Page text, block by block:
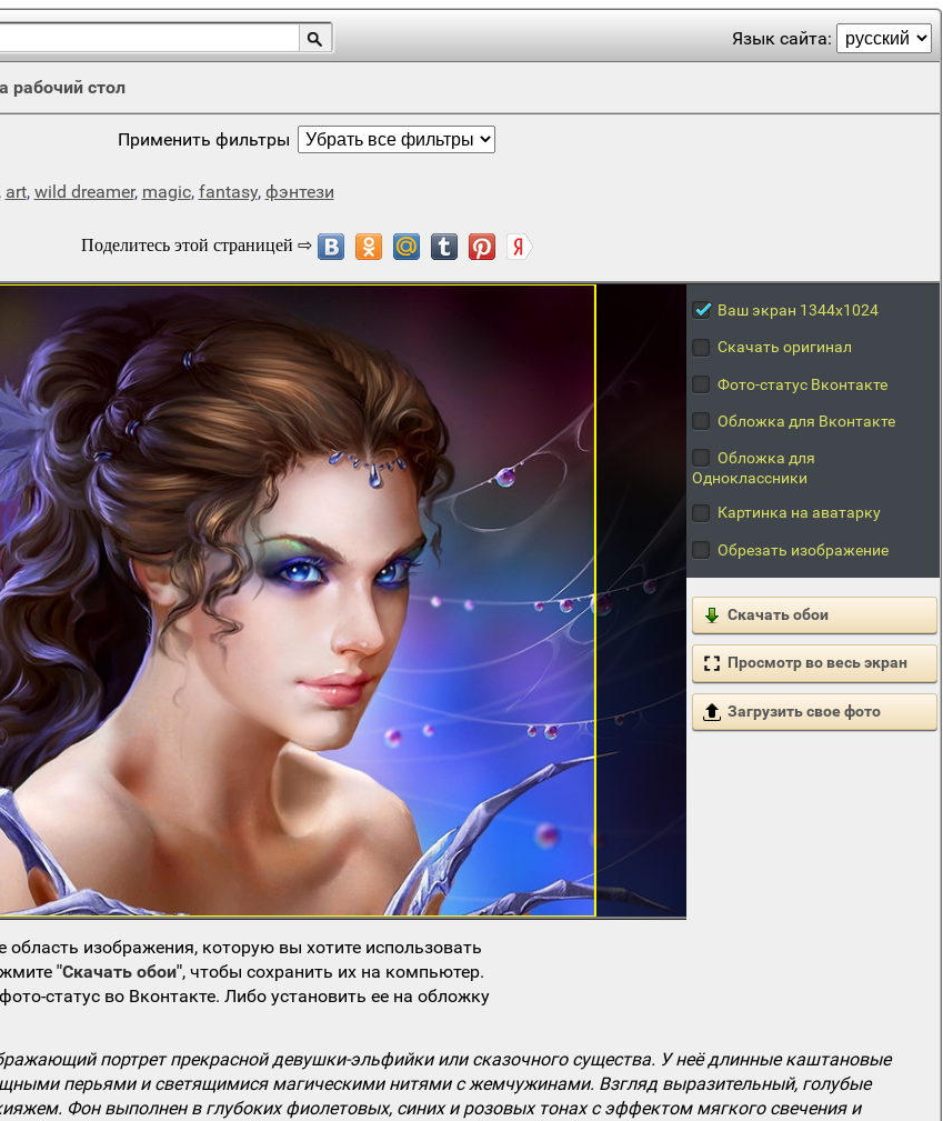
Язык сайта:
рабочий стол
Применить фильтры
, art, wild dreamer, magic, fantasy, фэнтези
Ваш экран 1344x1024
Скачать оригинал
Фото-статус Вконтакте
Обложка для Вконтакте
Обложка для
Одноклассники
Картинка на аватарку
Обрезать изображение
Скачать обои
Просмотр во весь экран
Загрузить свое фото
изображения, которую вы хотите использовать
"Скачать обои", чтобы сохранить их на компьютер.
статус во Вконтакте. Либо установить ее на обложку
портрет прекрасной девушки-эльфийки или сказочного существа. У неё длинные каштановые
перьями и светящимися магическими нитями с жемчужинами. Взгляд выразительный, голубые
Фон выполнен в глубоких фиолетовых, синих и розовых тонах с эффектом мягкого свечения и